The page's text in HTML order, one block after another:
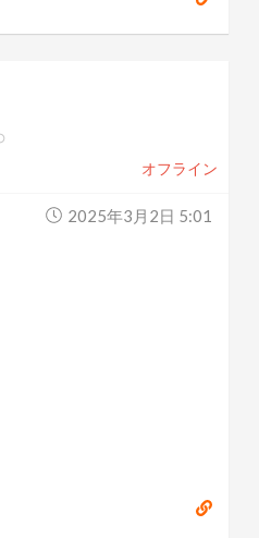
オフライン
2025年3月2日 5:01